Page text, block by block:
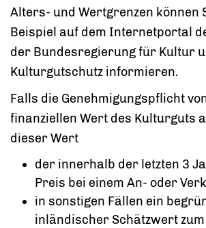
Alters- und Wertgrenzen können
Beispiel auf dem Internetportal
der Bundesregierung für Kultur
Kulturgutschutz informieren.
Falls die Genehmigungspflicht
finanziellen Wert des Kulturguts
dieser Wert
der innerhalb der letzten 3
Preis bei einem An- oder
in sonstigen Fällen ein
inländischer Schätzwert